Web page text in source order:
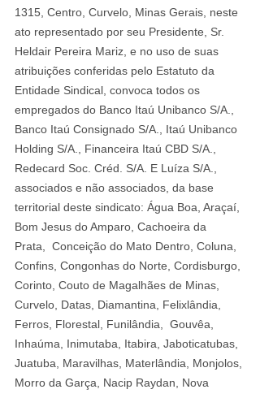
1315, Centro, Curvelo, Minas Gerais, neste
ato representado por seu Presidente, Sr.
Heldair Pereira Mariz, e no uso de suas
atribuições conferidas pelo Estatuto da
Entidade Sindical, convoca todos os
empregados do Banco Itaú Unibanco S/A.,
Banco Itaú Consignado S/A., Itaú Unibanco
Holding S/A., Financeira Itaú CBD S/A.,
Redecard Soc. Créd. S/A. E Luíza S/A.,
associados e não associados, da base
territorial deste sindicato: Água Boa, Araçaí,
Bom Jesus do Amparo, Cachoeira da
Prata,  Conceição do Mato Dentro, Coluna,
Confins, Congonhas do Norte, Cordisburgo,
Corinto, Couto de Magalhães de Minas,
Curvelo, Datas, Diamantina, Felixlândia,
Ferros, Florestal, Funilândia,  Gouvêa,
Inhaúma, Inimutaba, Itabira, Jaboticatubas,
Juatuba, Maravilhas, Materlândia, Monjolos,
Morro da Garça, Nacip Raydan, Nova